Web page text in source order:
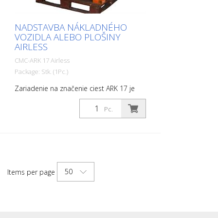
guľôčky 15 litrov Vzduchová nádrž
NADSTAVBA NÁKLADNÉHO
VOZIDLA ALEBO PLOŠINY
AIRLESS
CMC-ARK 17 Airless
Package: Stk. (1Pc.)
Zariadenie na značenie ciest ARK 17 je
vybavené veľmi výkonným piestovým
čerpadlom. Môže sa používať na
vyznačovanie čiar, ako aj na vyznačovanie
alebo plošinové vozidlo. Možná
Pc.
Items per page 50